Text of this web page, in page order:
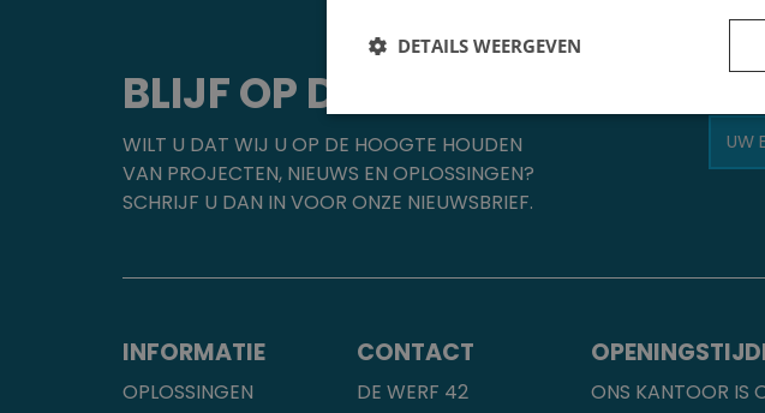
BLIJF OP DE HOOGTE
WILT U DAT WIJ U OP DE HOOGTE HOUDEN
VAN PROJECTEN, NIEUWS EN OPLOSSINGEN?
SCHRIJF U DAN IN VOOR ONZE NIEUWSBRIEF.
INFORMATIE
OPLOSSINGEN
CONTACT
DE WERF 42
ONS KANTOOR IS
DETAILS WEERGEVEN